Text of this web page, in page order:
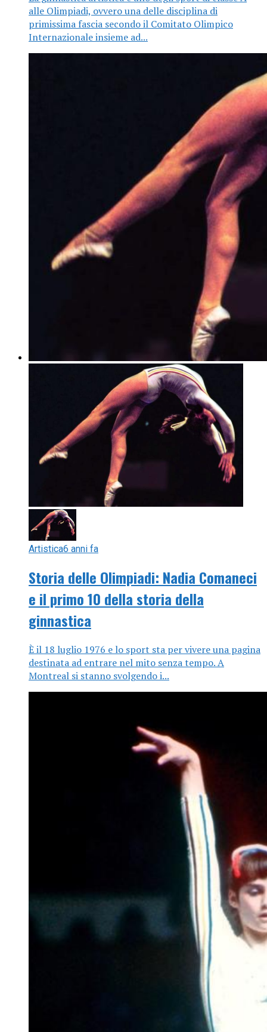
alle Olimpiadi, ovvero una delle disciplina di
primissima fascia secondo il Comitato Olimpico
Internazionale insieme ad...
Artistica6 anni fa
Storia delle Olimpiadi: Nadia Comaneci
e il primo 10 della storia della
ginnastica
È il 18 luglio 1976 e lo sport sta per vivere una pagina
destinata ad entrare nel mito senza tempo. A
Montreal si stanno svolgendo i...